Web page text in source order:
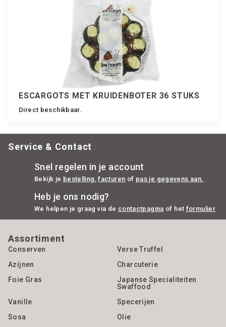
ESCARGOTS MET KRUIDENBOTER 36 STUKS
Direct beschikbaar.
Service & Contact
Snel regelen in je account
Bekijk je bestelling , facturen of pas je gegevens aan.
Heb je ons nodig?
We helpen je graag via de contactpagina of het formulier
Assortiment
Conserven
Verse Truffel
Azijnen
Charcuterie
Foie Gras
Japanse Specialiteiten
Swaffood
Vanille
Specerijen
Sosa
Olie